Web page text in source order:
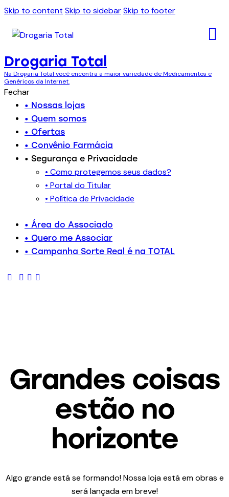
Skip to content Skip to sidebarSkip to footer
Drogaria Total
Na Drogaria Total você encontra a maior variedade de Medicamentos e
Genéricos da Internet.
Fechar
• Nossas lojas
• Quem somos
• Ofertas
• Convênio Farmácia
• Segurança e Privacidade
• Como protegemos seus dados?
• Portal do Titular
• Política de Privacidade
• Área do Associado
• Quero me Associar
• Campanha Sorte Real é na TOTAL
Grandes coisas
estão no
horizonte
Algo grande está se formando! Nossa loja está em obras e
será lançada em breve!